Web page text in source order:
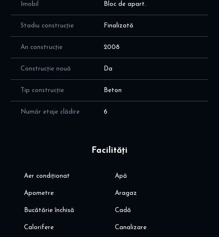
Imobil Bloc de apart.
Stadiu construcție Finalizată
An construcție 2008
Construcție nouă Da
Tip construcție Beton
Număr etaje clădire 6
Facilități
Aer condiționat Apă
Apometre Aragaz
Bucătărie închisă Cadă
Calorifere Canalizare